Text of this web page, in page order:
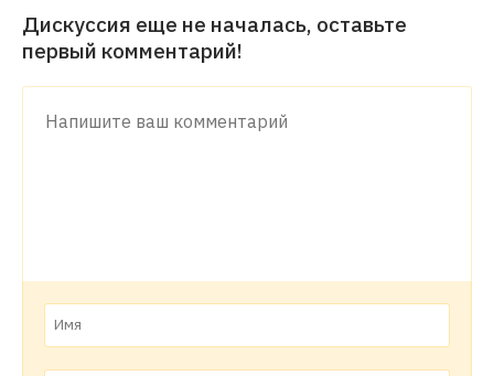
Дискуссия еще не началась, оставьте
первый комментарий!